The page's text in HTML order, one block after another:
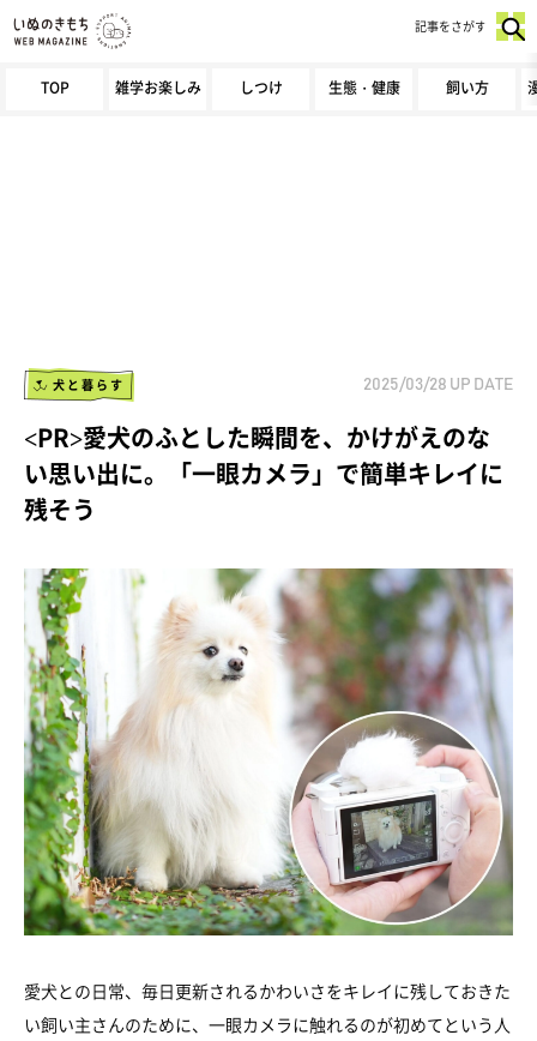
TOP 雑学お楽しみ しつけ 生態・健康 飼い方
記事をさがす
犬と暮らす 2025/03/28 UP DATE
<PR>愛犬のふとした瞬間を、かけがえのな
い思い出に。「一眼カメラ」で簡単キレイに
残そう
愛犬との日常、毎日更新されるかわいさをキレイに残しておきた
い飼い主さんのために、一眼カメラに触れるのが初めてという人